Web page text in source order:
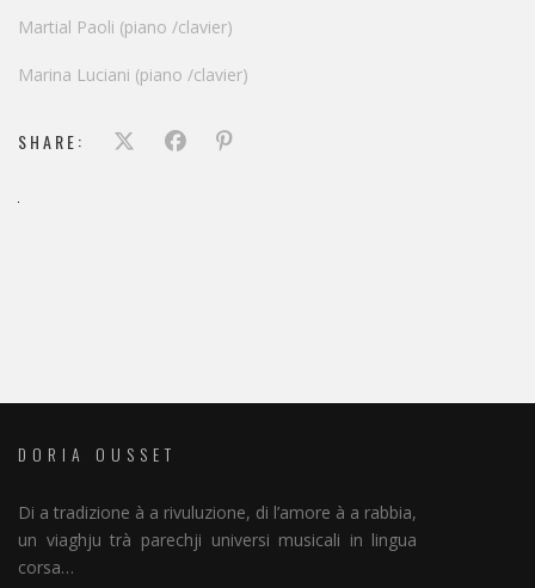
Martial Paoli (piano /clavier)
Marina Luciani (piano /clavier)
SHARE:
DORIA OUSSET
Di a tradizione à a rivuluzione, di l’amore à a rabbia,
un viaghju trà parechji universi musicali in lingua
corsa…